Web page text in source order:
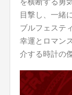
を横断する勇
目撃し、一緒
ブルフェステ
幸運とロマン
介する時計の